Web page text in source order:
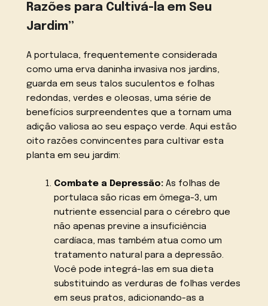
Razões para Cultivá-la em Seu
Jardim”
A portulaca, frequentemente considerada
como uma erva daninha invasiva nos jardins,
guarda em seus talos suculentos e folhas
redondas, verdes e oleosas, uma série de
benefícios surpreendentes que a tornam uma
adição valiosa ao seu espaço verde. Aqui estão
oito razões convincentes para cultivar esta
planta em seu jardim:
Combate a Depressão:As folhas de
portulaca são ricas em ômega-3, um
nutriente essencial para o cérebro que
não apenas previne a insuficiência
cardíaca, mas também atua como um
tratamento natural para a depressão.
Você pode integrá-las em sua dieta
substituindo as verduras de folhas verdes
em seus pratos, adicionando-as a